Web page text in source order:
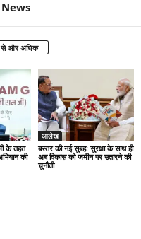
और अधिक
के तहत
की
आलेख
बस्तर की नई सुबह: सुरक्षा के साथ ही
अब विकास को जमीन पर उतारने की
चुनौती